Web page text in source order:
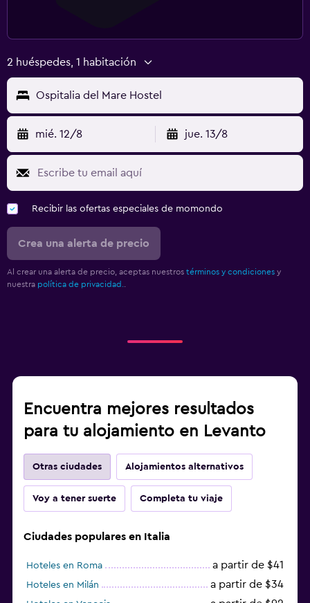
2 huéspedes, 1 habitación
Ospitalia del Mare Hostel
mié. 12/8 jue. 13/8
Recibir las ofertas especiales de momondo
Crea una alerta de precio
Al crear una alerta de precio, aceptas nuestros términos y condiciones y
nuestra política de privacidad.
Encuentra mejores resultados
para tu alojamiento en Levanto
Otras ciudades Alojamientos alternativos
Voy a tener suerte Completa tu viaje
Ciudades populares en Italia
Hoteles en Roma a partir de $41
Hoteles en Milán a partir de $34